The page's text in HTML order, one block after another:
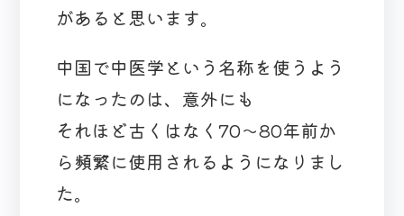
があると思います。
中国で中医学という名称を使うよう
になったのは、意外にも
それほど古くはなく70～80年前か
ら頻繁に使用されるようになりまし
た。